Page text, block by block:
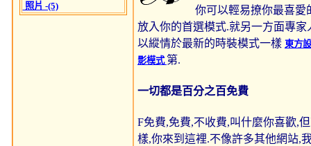
照片 -(5)
你可以輕易撩你最喜愛
放入你的首選模式.就另一方面專家
以縱情於最新的時裝模式一樣 東方
影模式第.
一切都是百分之百免費
F免費,免費,不收費,叫什麼你喜歡,
樣,你來到這裡.不像許多其他網站,